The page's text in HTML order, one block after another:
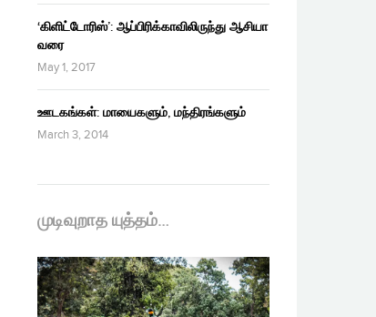
‘கிளிட்டோரிஸ்’: ஆப்பிரிக்காவிலிருந்து ஆசியா
வரை
May 1, 2017
ஊடகங்கள்: மாயைகளும், மந்திரங்களும்
March 3, 2014
முடிவுறாத யுத்தம்…